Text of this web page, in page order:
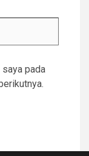
pada